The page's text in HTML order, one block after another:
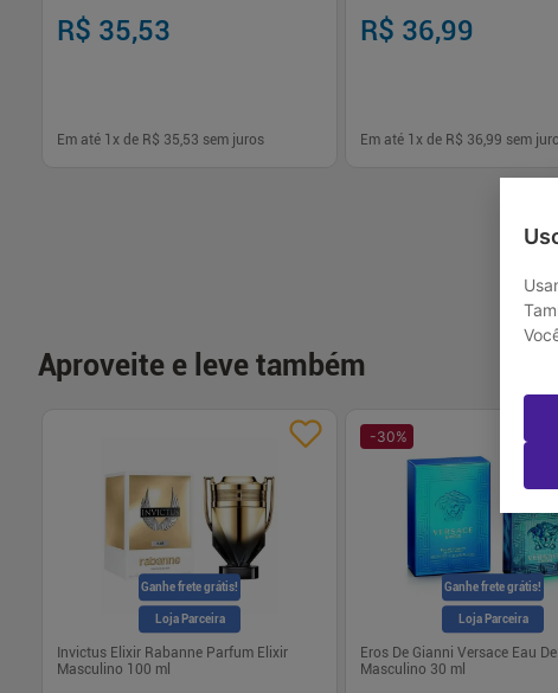
R$ 35,53
Em até 1 x de R$ 35,53 sem juros
R$ 36,99
Em até 1 x de R$ 36,99 sem
Aproveite e leve também
Ganhe frete grátis!
Loja Parceira
Invictus Elixir Rabanne Parfum Elixir
Masculino 100 ml
Ganhe frete grátis!
Loja Parceira
-30%
Eros De Gianni Versace Eau
Masculino 30 ml